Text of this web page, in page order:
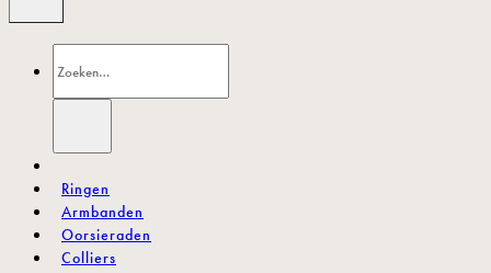
naar:
Ringen
Armbanden
Oorsieraden
Colliers